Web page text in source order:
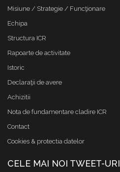
Misiune / Strategie / Funcţionare
Echipa
Structura ICR
Rapoarte de activitate
Istoric
Declaraţii de avere
Achizitii
Nota de fundamentare cladire ICR
Contact
Cookies & protectia datelor
CELE MAI NOI TWEET-URI